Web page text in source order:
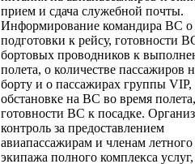
прием и сдача служебной почты.
Информирование командира ВС о
подготовки к рейсу, готовности
бортовых проводников к
полета, о количестве пассажиров
борту и о пассажирах группы VIP,
обстановке на ВС во время
готовности ВС к посадке.
контроль за предоставлением
авиапассажирам и членам летного
экипажа полного комплекса услуг,